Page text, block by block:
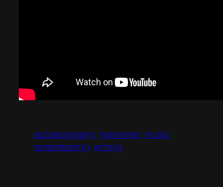
autobiography memories music
remembering writing